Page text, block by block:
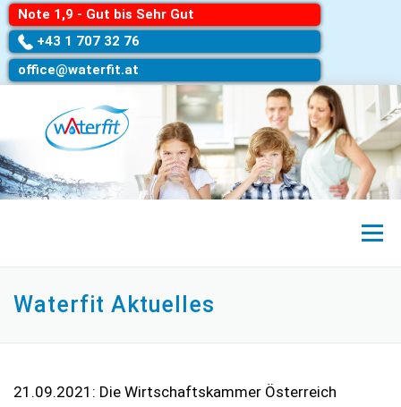
Note 1,9 - Gut bis Sehr Gut
+43 1 707 32 76
office@waterfit.at
Menü
Waterfit Aktuelles
21.09.2021: Die Wirtschaftskammer Österreich